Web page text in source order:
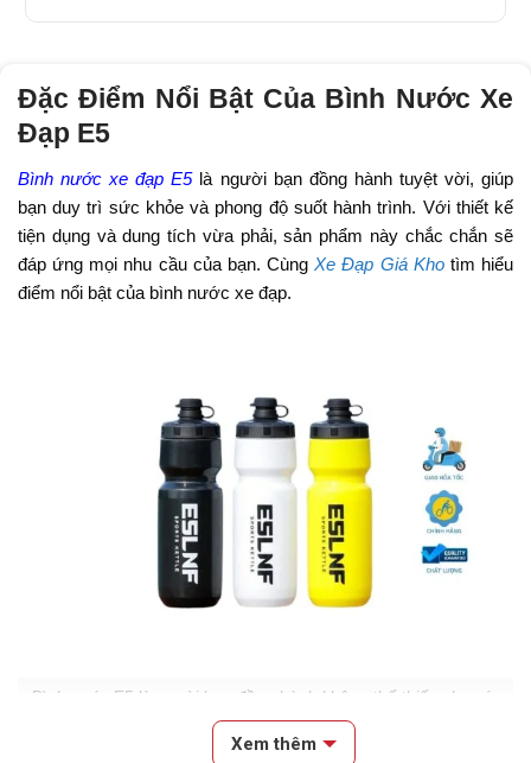
Đặc Điểm Nổi Bật Của Bình Nước Xe
Đạp E5
Bình nước xe đạp E5là người bạn đồng hành tuyệt vời, giúp
bạn duy trì sức khỏe và phong độ suốt hành trình. Với thiết kế
tiện dụng và dung tích vừa phải, sản phẩm này chắc chắn sẽ
đáp ứng mọi nhu cầu của bạn. CùngXe Đạp Giá Khotìm hiểu
điểm nổi bật của bình nước xe đạp.
Bình nước E5 là người bạn đồng hành không thể thiếu cho các
tín đồ đạp xe
Xem thêm